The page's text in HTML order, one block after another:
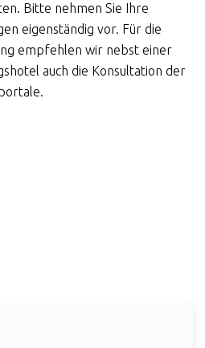
Bitte nehmen Sie Ihre
eigenständig vor. Für die
empfehlen wir nebst einer
auch die Konsultation der